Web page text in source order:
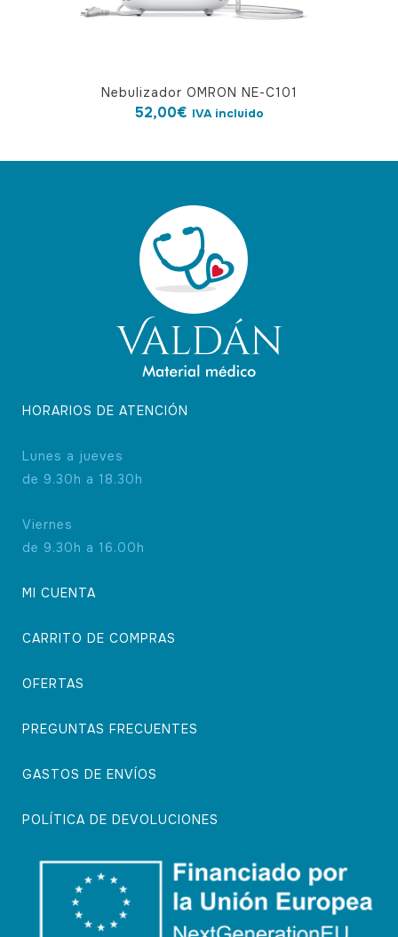
Nebulizador OMRON NE-C101
52,00€ IVA incluido
HORARIOS DE ATENCIÓN
Lunes a jueves
de 9.30h a 18.30h
Viernes
de 9.30h a 16.00h
MI CUENTA
CARRITO DE COMPRAS
OFERTAS
PREGUNTAS FRECUENTES
GASTOS DE ENVÍOS
POLÍTICA DE DEVOLUCIONES